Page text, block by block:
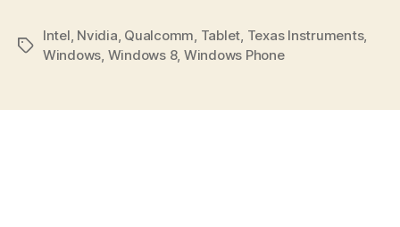
Etiquetas
Intel, Nvidia, Qualcomm, Tablet, Texas Instruments,
Windows, Windows 8, Windows Phone